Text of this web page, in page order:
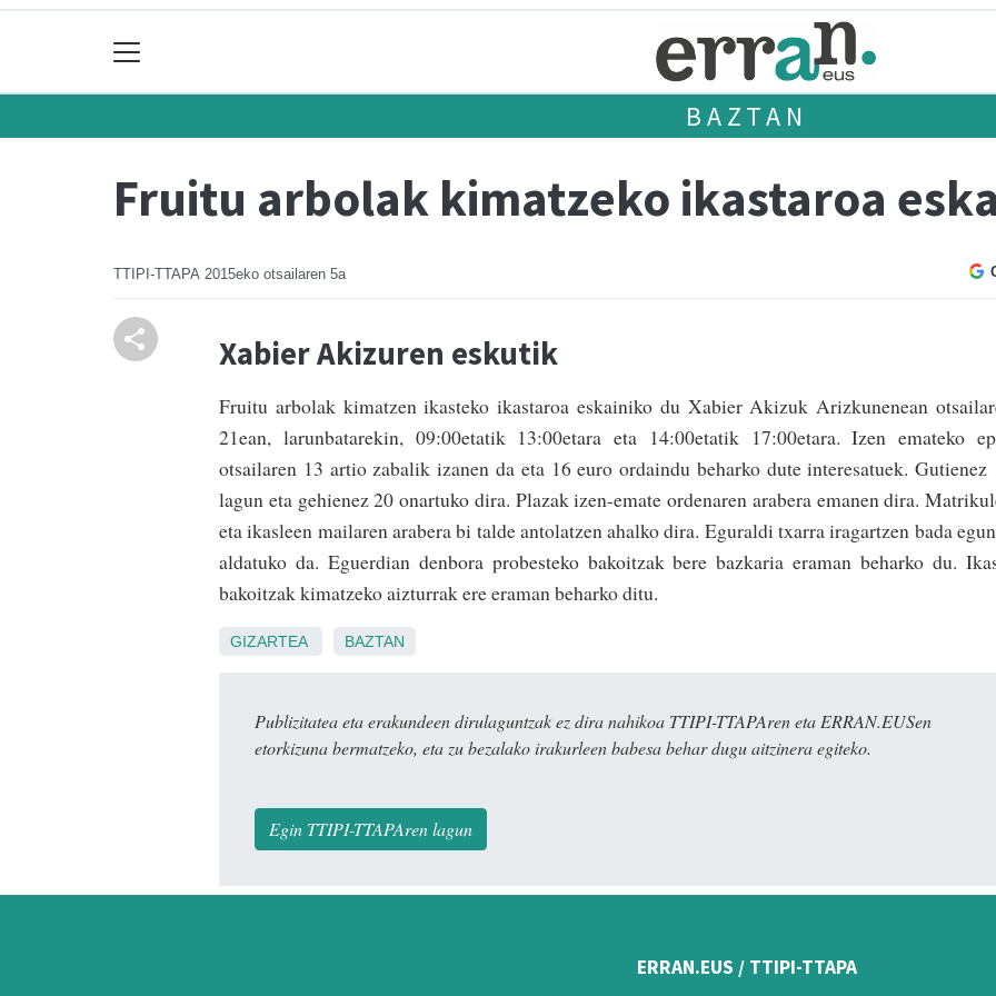
BAZTAN
Fruitu arbolak kimatzeko ikastaroa
TTIPI-TTAPA 2015eko otsailaren 5a
Xabier Akizuren eskutik
Fruitu arbolak kima­tzen ikasteko ikastaroa eskainiko du Xabier Akizuk Arizkunenean
21ean, larunbatarekin, 09:00etatik 13:00etara eta 14:00e­tatik 17:00etara. Izen emateko
otsailaren 13 artio zabalik izanen da eta 16 euro ordaindu beharko dute interesatuek. Gutienez
lagun eta gehienez 20 onartuko dira. Plazak izen-emate ordenaren arabera emanen dira.
eta ikasleen mailaren arabera bi talde antolatzen ahalko dira. Eguraldi txarra iragartzen bada
aldatuko da. Eguerdian denbora probesteko bakoitzak bere bazkaria eraman beharko du.
bakoitzak kima­tzeko aizturrak ere eraman beharko ditu.
GIZARTEA BAZTAN
Publizitatea eta erakundeen dirulaguntzak ez dira nahikoa TTIPI-TTAPAren eta ERRAN.EUSen
etorkizuna bermatzeko, eta zu bezalako irakurleen babesa behar dugu aitzinera egiteko.
Egin TTIPI-TTAPAren lagun
ERRAN.EUS / TTIPI-TTAPA